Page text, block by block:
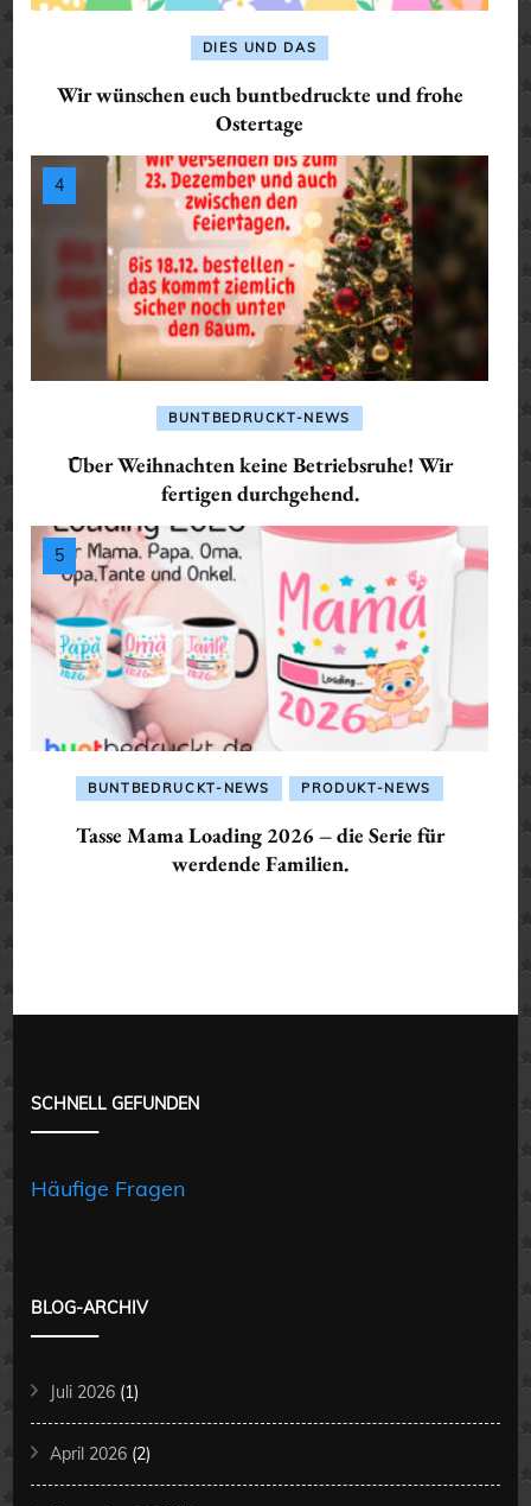
DIES UND DAS
Wir wünschen euch buntbedruckte und frohe
Ostertage
BUNTBEDRUCKT-NEWS
Über Weihnachten keine Betriebsruhe! Wir
fertigen durchgehend.
BUNTBEDRUCKT-NEWS PRODUKT-NEWS
Tasse Mama Loading 2026 – die Serie für
werdende Familien.
SCHNELL GEFUNDEN
Häufige Fragen
BLOG-ARCHIV
Juli 2026 (1)
April 2026 (2)